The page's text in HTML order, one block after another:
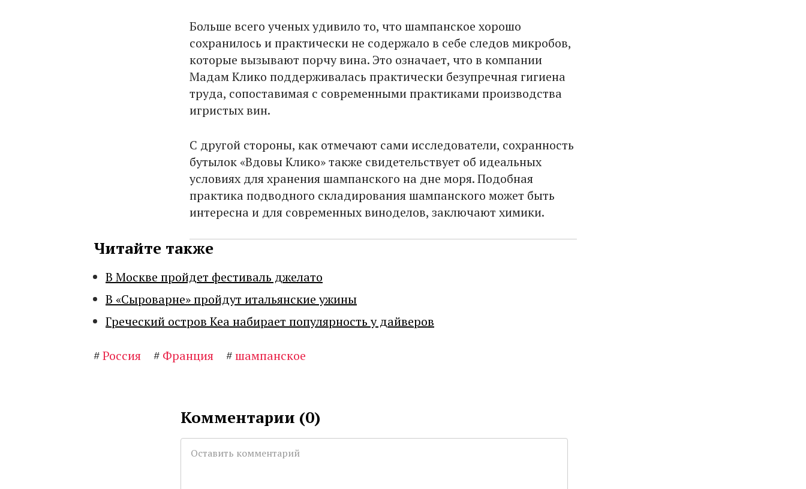
Больше всего ученых удивило то, что шампанское хорошо
сохранилось и практически не содержало в себе следов микробов,
которые вызывают порчу вина. Это означает, что в компании
Мадам Клико поддерживалась практически безупречная гигиена
труда, сопоставимая с современными практиками производства
игристых вин.
С другой стороны, как отмечают сами исследователи, сохранность
бутылок «Вдовы Клико» также свидетельствует об идеальных
условиях для хранения шампанского на дне моря. Подобная
практика подводного складирования шампанского может быть
интересна и для современных виноделов, заключают химики.
Читайте также
В Москве пройдет фестиваль джелато
В «Сыроварне» пройдут итальянские ужины
Греческий остров Кеа набирает популярность у дайверов
#Россия # Франция #шампанское
Комментарии (0)